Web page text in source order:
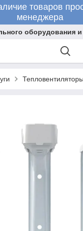
товаров
менеджера
оборудования